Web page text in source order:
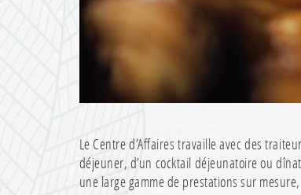
Le Centre d’Affaires travaille avec des
déjeuner, d’un cocktail déjeunatoire ou
une large gamme de prestations sur